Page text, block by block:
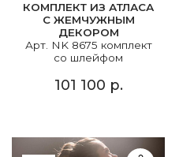
КОМПЛЕКТ ИЗ АТЛАСА
С ЖЕМЧУЖНЫМ
ДЕКОРОМ
Арт. NK 8675 комплект
со шлейфом
101 100 р.